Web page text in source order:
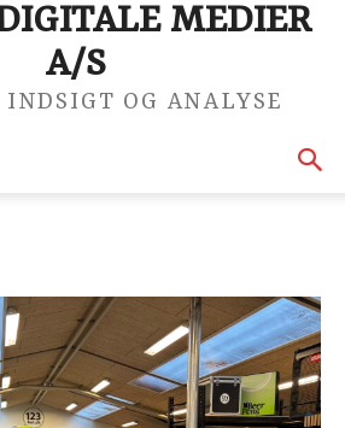
MEDIER
A/S
OG ANALYSE